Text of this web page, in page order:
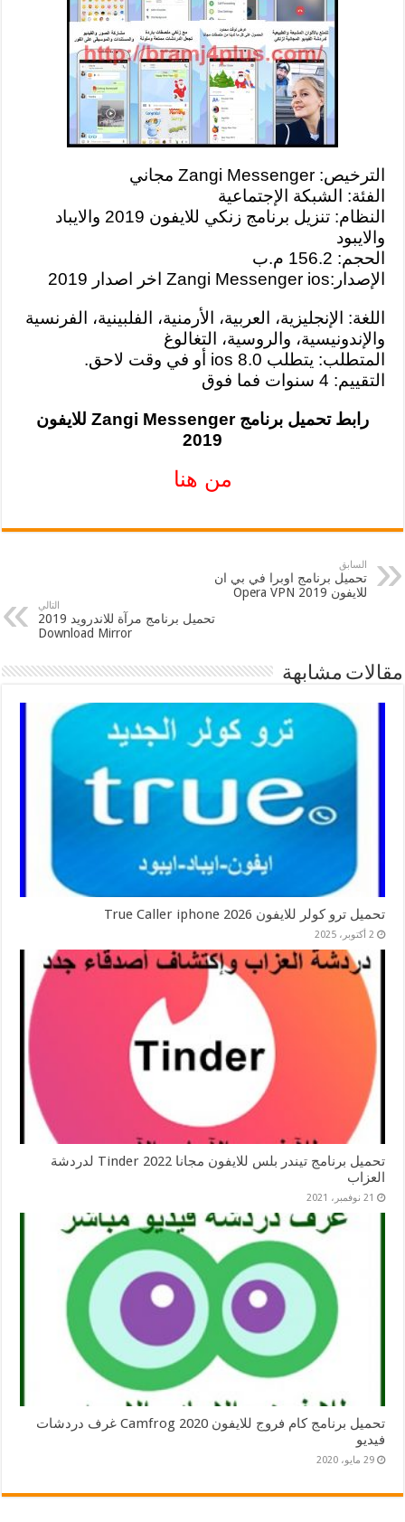
الترخيص: Zangi Messenger مجاني
الفئة: الشبكة الإجتماعية
النظام: تنزيل برنامج زنكي للايفون 2019 والايباد
والايبود
الحجم: 156.2 م.ب
الإصدار:Zangi Messenger ios اخر اصدار 2019
اللغة: الإنجليزية، العربية، الأرمنية، الفلبينية، الفرنسية
والإندونيسية، والروسية، التغالوغ
المتطلب: يتطلب ios 8.0 أو في وقت لاحق.
التقييم: 4 سنوات فما فوق
رابط تحميل برنامج Zangi Messenger للايفون
2019
من هنا
السابق
تحميل برنامج اوبرا في بي ان
للايفون 2019 Opera VPN
التالي
تحميل برنامج مرآة للاندرويد 2019
Download Mirror
مقالات مشابهة
تحميل ترو كولر للايفون 2026 True Caller iphone
2 أكتوبر، 2025
تحميل برنامج تيندر بلس للايفون مجانا 2022 Tinder لدردشة
العزاب
21 نوفمبر، 2021
تحميل برنامج كام فروج للايفون 2020 Camfrog غرف دردشات
فيديو
29 مايو، 2020